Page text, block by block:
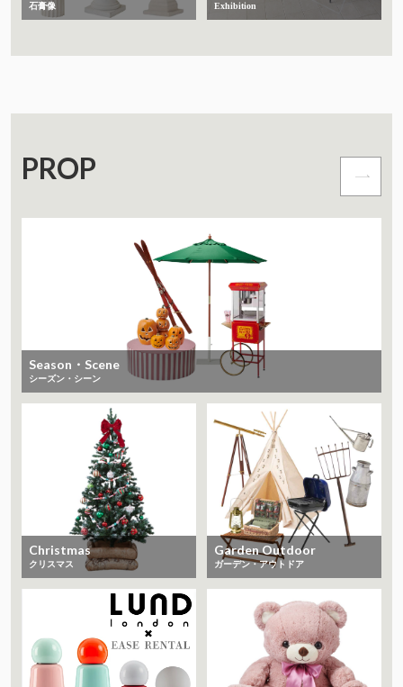
石膏像 Exhibition
PROP
Season・Scene
シーズン・シーン
Christmas
クリスマス
Garden Outdoor
ガーデン・アウトドア